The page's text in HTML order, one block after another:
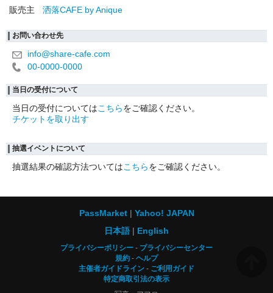
販売主
洒落CAFE by Anique
お問い合わせ先
info@share-cafe.com
00-0000-0000
当日の受付について
当日の受付についてはこちらをご確認ください。
チケットを取り出す
抽選イベントについて
抽選結果の確認方法ついてはこちらをご確認ください。
PassMarket
Yahoo! JAPAN
日本語
English
プライバシーポリシー
プライバシーセンター
規約
ヘルプ
主催者ガイドライン
ご利用ガイド
特定商取引法の表示